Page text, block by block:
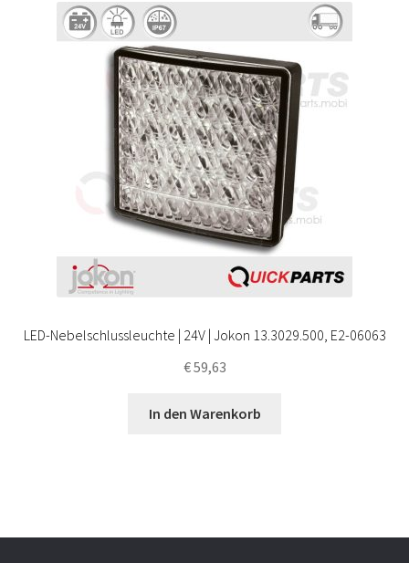
LED-Nebelschlussleuchte | 24V | Jokon 13.3029.500, E2-06063
€59,63
In den Warenkorb